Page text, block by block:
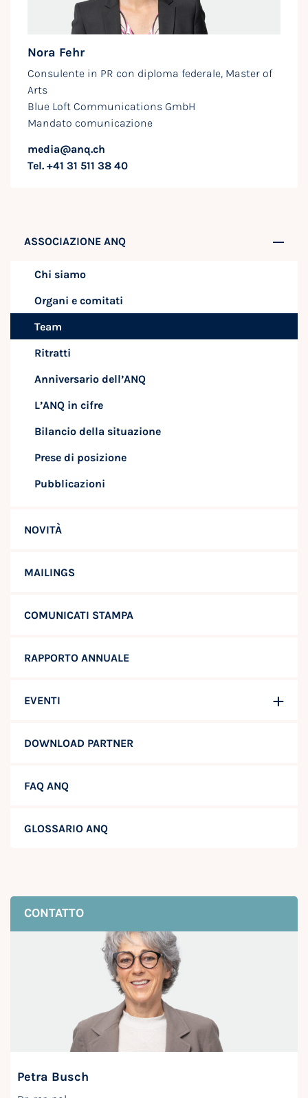
ASSOCIAZIONE ANQ
Chi siamo
Organi e comitati
Team
Ritratti
Anniversario dell’ANQ
L’ANQ in cifre
Bilancio della situazione
Prese di posizione
Pubblicazioni
NOVITÀ
MAILINGS
COMUNICATI STAMPA
RAPPORTO ANNUALE
EVENTI
DOWNLOAD PARTNER
FAQ ANQ
GLOSSARIO ANQ
CONTATTO
Petra Busch
Nora Fehr
Consulente in PR con diploma federale, Master of
Arts
Blue Loft Communications GmbH
Mandato comunicazione
media@anq.ch
Tel. +41 31 511 38 40